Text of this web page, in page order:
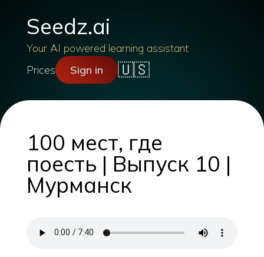
Seedz.ai
Your AI powered learning assistant
Prices
Sign in 🇺🇸
100 мест, где
поесть | Выпуск 10 |
Мурманск